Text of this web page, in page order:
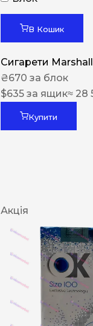
В Кошик
Сигарети
₴670 за блок
$635 за ящик≈ 28
Купити
Акція